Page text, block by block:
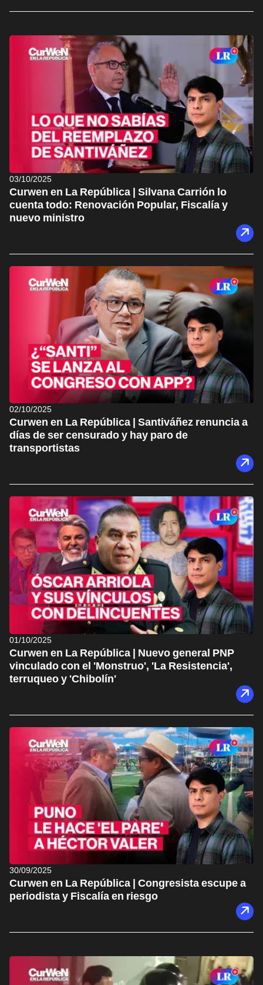
03/10/2025
Curwen en La República | Silvana Carrión lo
cuenta todo: Renovación Popular, Fiscalía y
nuevo ministro
02/10/2025
Curwen en La República | Santiváñez renuncia a
días de ser censurado y hay paro de
transportistas
01/10/2025
Curwen en La República | Nuevo general PNP
vinculado con el 'Monstruo', 'La Resistencia',
terruqueo y 'Chibolín'
30/09/2025
Curwen en La República | Congresista escupe a
periodista y Fiscalía en riesgo